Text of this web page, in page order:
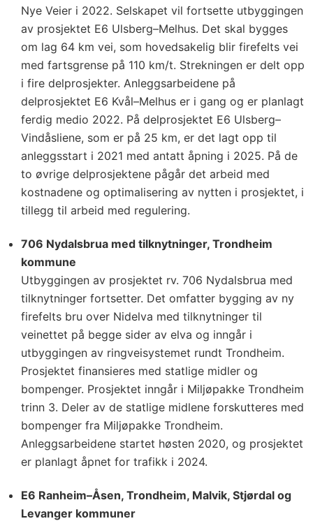
Nye Veier i 2022. Selskapet vil fortsette utbyggingen
av prosjektet E6 Ulsberg–Melhus. Det skal bygges
om lag 64 km vei, som hovedsakelig blir firefelts vei
med fartsgrense på 110 km/t. Strekningen er delt opp
i fire delprosjekter. Anleggsarbeidene på
delprosjektet E6 Kvål–Melhus er i gang og er planlagt
ferdig medio 2022. På delprosjektet E6 Ulsberg–
Vindåsliene, som er på 25 km, er det lagt opp til
anleggsstart i 2021 med antatt åpning i 2025. På de
to øvrige delprosjektene pågår det arbeid med
kostnadene og optimalisering av nytten i prosjektet, i
tillegg til arbeid med regulering.
706 Nydalsbrua med tilknytninger, Trondheim
kommune
Utbyggingen av prosjektet rv. 706 Nydalsbrua med
tilknytninger fortsetter. Det omfatter bygging av ny
firefelts bru over Nidelva med tilknytninger til
veinettet på begge sider av elva og inngår i
utbyggingen av ringveisystemet rundt Trondheim.
Prosjektet finansieres med statlige midler og
bompenger. Prosjektet inngår i Miljøpakke Trondheim
trinn 3. Deler av de statlige midlene forskutteres med
bompenger fra Miljøpakke Trondheim.
Anleggsarbeidene startet høsten 2020, og prosjektet
er planlagt åpnet for trafikk i 2024.
E6 Ranheim–Åsen, Trondheim, Malvik, Stjørdal og
Levanger kommuner